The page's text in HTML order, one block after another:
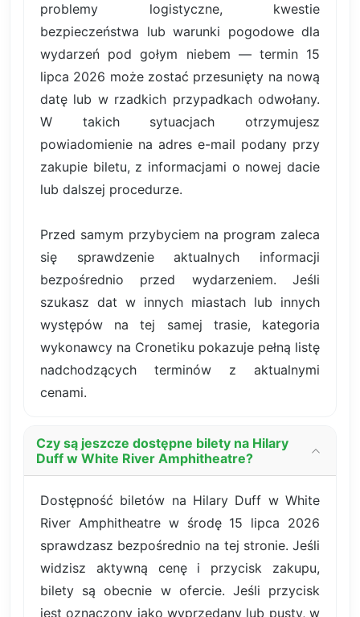
problemy logistyczne, kwestie
bezpieczeństwa lub warunki pogodowe dla
wydarzeń pod gołym niebem — termin 15
lipca 2026 może zostać przesunięty na nową
datę lub w rzadkich przypadkach odwołany.
W takich sytuacjach otrzymujesz
powiadomienie na adres e-mail podany przy
zakupie biletu, z informacjami o nowej dacie
lub dalszej procedurze.
Przed samym przybyciem na program zaleca
się sprawdzenie aktualnych informacji
bezpośrednio przed wydarzeniem. Jeśli
szukasz dat w innych miastach lub innych
występów na tej samej trasie, kategoria
wykonawcy na Cronetiku pokazuje pełną listę
nadchodzących terminów z aktualnymi
cenami.
Czy są jeszcze dostępne bilety na Hilary
Duff w White River Amphitheatre?
Dostępność biletów na Hilary Duff w White
River Amphitheatre w środę 15 lipca 2026
sprawdzasz bezpośrednio na tej stronie. Jeśli
widzisz aktywną cenę i przycisk zakupu,
bilety są obecnie w ofercie. Jeśli przycisk
jest oznaczony jako wyprzedany lub pusty, w